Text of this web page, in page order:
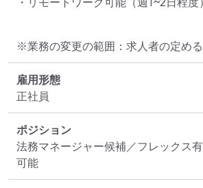
※業務の変更の範囲：求人者の定め
雇用形態
正社員
ポジション
法務マネージャー候補／フレックス
可能